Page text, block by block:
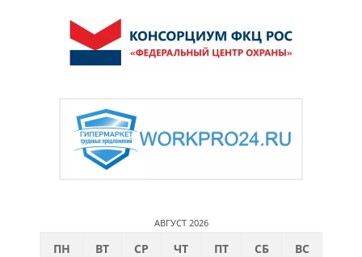
АВГУСТ 2026
ПН ВТ СР ЧТ ПТ СБ
ВС